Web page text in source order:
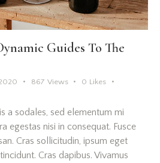
Guides To The
867 Views 0 Likes
a sodales, sed elementum mi
egestas nisi in consequat. Fusce
Cras sollicitudin, ipsum eget
Cras dapibus. Vivamus